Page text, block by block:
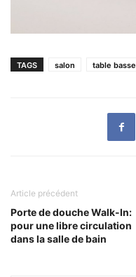
TAGS salon table basse
Article précédent
Porte de douche Walk-In:
pour une libre circulation
dans la salle de bain